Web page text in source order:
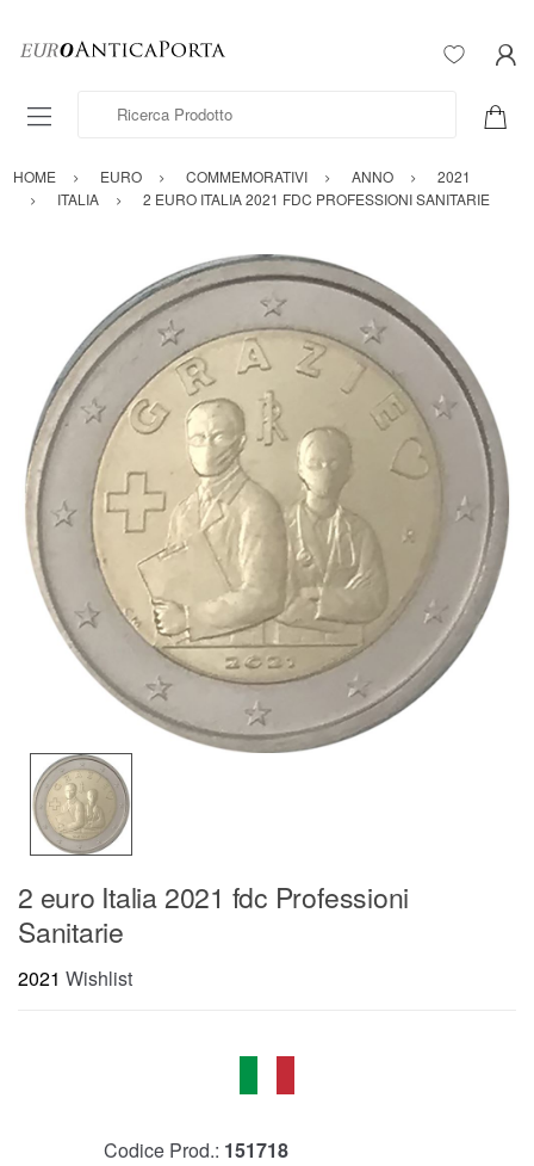
Ricerca Prodotto
HOME EURO COMMEMORATIVI ANNO
2021
ITALIA
2 EURO ITALIA 2021 FDC PROFESSIONI SANITARIE
2 euro Italia 2021 fdc Professioni
Sanitarie
2021 Wishlist
Codice Prod.: 151718